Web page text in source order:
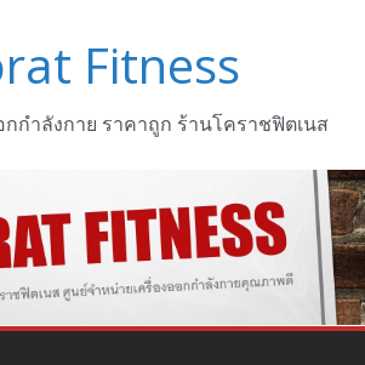
Fitness
กกำลังกาย ราคาถูก ร้านโคราชฟิตเนส